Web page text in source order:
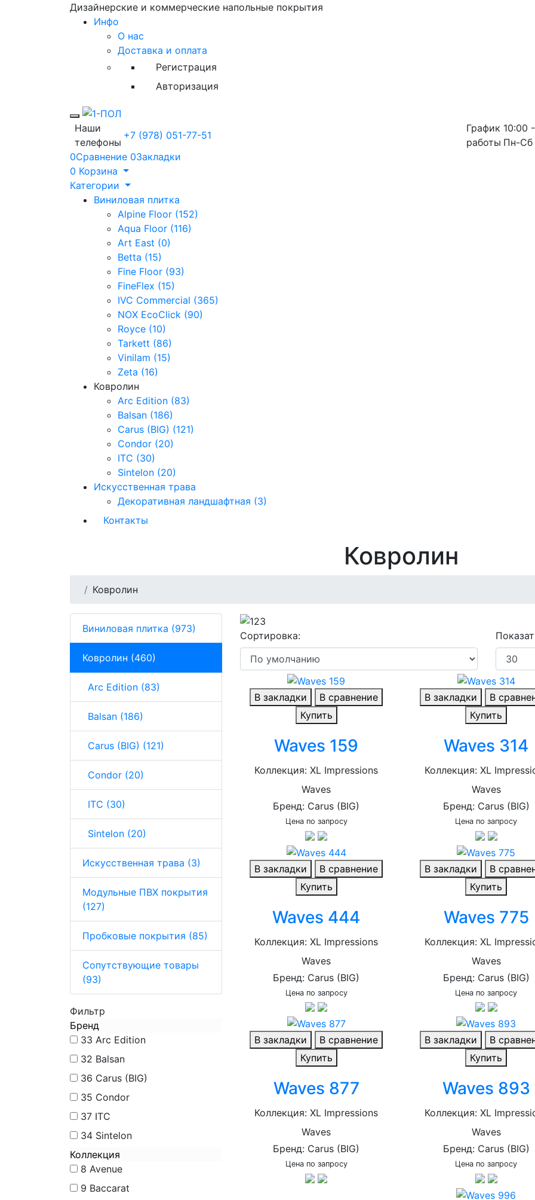
Дизайнерские и коммерческие напольные покрытия
Инфо
О нас
Доставка и оплата
Регистрация
Авторизация
Toggle mobile menu
Наши
телефоны
+7 (978) 051-77-51
График
работы
10:00
Пн-Сб
0Сравнение 0Закладки
0 Корзина
Категории
Виниловая плитка
Alpine Floor (152)
Aqua Floor (116)
Art East (0)
Betta (15)
Fine Floor (93)
FineFlex (15)
IVC Commercial (365)
NOX EcoClick (90)
Royce (10)
Tarkett (86)
Vinilam (15)
Zeta (16)
Ковролин
Arc Edition (83)
Balsan (186)
Carus (BIG) (121)
Condor (20)
ITC (30)
Sintelon (20)
Искусственная трава
Декоративная ландшафтная (3)
Контакты
Ковролин
Ковролин
Виниловая плитка (973)
Ковролин (460)
Arc Edition (83)
Balsan (186)
Carus (BIG) (121)
Condor (20)
ITC (30)
Sintelon (20)
Искусственная трава (3)
Модульные ПВХ покрытия
(127)
Пробковые покрытия (85)
Сопутствующие товары
(93)
Фильтр
Бренд
33 Arc Edition
32 Balsan
36 Carus (BIG)
35 Condor
37 ITC
34 Sintelon
Коллекция
8 Avenue
9 Baccarat
Сортировка:
В закладки
В сравнение
Купить
Waves 159
Коллекция: XL Impressions
Waves
Бренд: Carus (BIG)
Цена по запросу
В закладки
В
Купить
Waves 314
Коллекция: XL
Waves
Бренд: Carus (BIG)
Цена по запросу
В закладки
В сравнение
Купить
Waves 444
Коллекция: XL Impressions
Waves
Бренд: Carus (BIG)
Цена по запросу
В закладки
В
Купить
Waves 775
Коллекция: XL
Waves
Бренд: Carus (BIG)
Цена по запросу
В закладки
В сравнение
Купить
Waves 877
Коллекция: XL Impressions
Waves
Бренд: Carus (BIG)
Цена по запросу
В закладки
В
Купить
Waves 893
Коллекция: XL
Waves
Бренд: Carus (BIG)
Цена по запросу